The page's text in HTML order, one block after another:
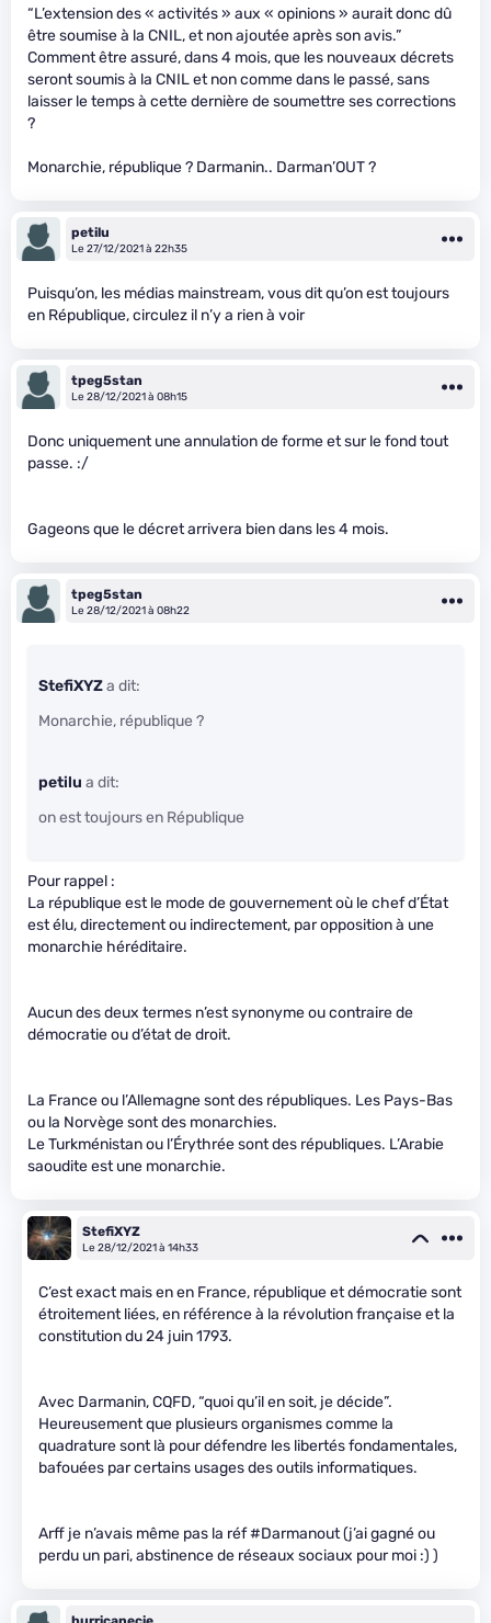
“L’extension des « activités » aux « opinions » aurait donc dû
être soumise à la CNIL, et non ajoutée après son avis.”
Comment être assuré, dans 4 mois, que les nouveaux décrets
seront soumis à la CNIL et non comme dans le passé, sans
laisser le temps à cette dernière de soumettre ses corrections
?
Monarchie, république ? Darmanin.. Darman’OUT ?
petilu
Le 27/12/2021 à 22h35
Puisqu’on, les médias mainstream, vous dit qu’on est toujours
en République, circulez il n’y a rien à voir
tpeg5stan
Le 28/12/2021 à 08h15
Donc uniquement une annulation de forme et sur le fond tout
passe. :/
Gageons que le décret arrivera bien dans les 4 mois.
tpeg5stan
Le 28/12/2021 à 08h22
StefiXYZa dit:
Monarchie, république ?
petilu a dit:
on est toujours en République
Pour rappel :
La république est le mode de gouvernement où le chef d’État
est élu, directement ou indirectement, par opposition à une
monarchie héréditaire.
Aucun des deux termes n’est synonyme ou contraire de
démocratie ou d’état de droit.
La France ou l’Allemagne sont des républiques. Les Pays-Bas
ou la Norvège sont des monarchies.
Le Turkménistan ou l’Érythrée sont des républiques. L’Arabie
saoudite est une monarchie.
StefiXYZ
Le 28/12/2021 à 14h33
C’est exact mais en en France, république et démocratie sont
étroitement liées, en référence à la révolution française et la
constitution du 24 juin 1793.
Avec Darmanin, CQFD, “quoi qu’il en soit, je décide”.
Heureusement que plusieurs organismes comme la
quadrature sont là pour défendre les libertés fondamentales,
bafouées par certains usages des outils informatiques.
Arff je n’avais même pas la réf #Darmanout (j’ai gagné ou
perdu un pari, abstinence de réseaux sociaux pour moi :) )